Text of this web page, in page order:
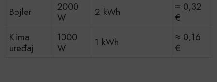
Bojler
2000
W
2 kWh
≈ 0,32
€
Klima
uređaj
1000
W
1 kWh
≈ 0,16
€